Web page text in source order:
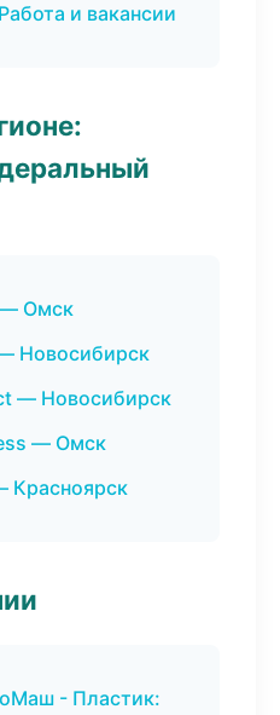
и вакансии
— Омск
Новосибирск
— Новосибирск
— Омск
Красноярск
- Пластик: